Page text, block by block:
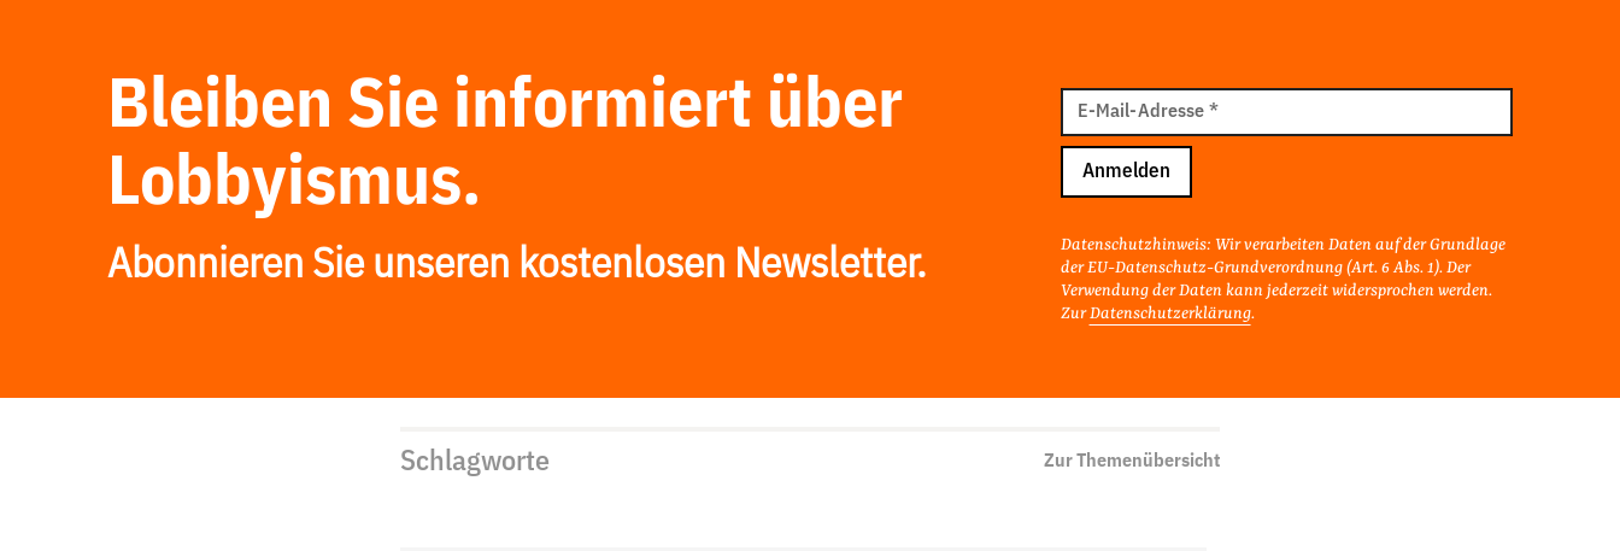
Bleiben Sie informiert über
Lobbyismus.
Abonnieren Sie unseren kostenlosen Newsletter.
Mail
Adresse
E-Mail-Adresse *
Anmelden
Datenschutzhinweis: Wir verarbeiten Daten auf der Grundlage
der EU-Datenschutz-Grundverordnung (Art. 6 Abs. 1). Der
Verwendung der Daten kann jederzeit widersprochen werden.
ZurDatenschutzerklärung.
Schlagworte Zur Themenübersicht